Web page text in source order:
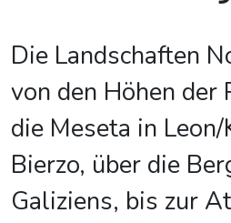
Die Landschaften
von den Höhen der
die Meseta in
Bierzo, über die
Galiziens, bis zur